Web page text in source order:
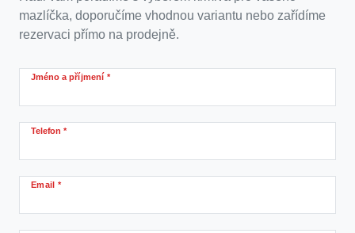
mazlíčka, doporučíme vhodnou variantu nebo zařídíme
rezervaci přímo na prodejně.
Jméno a příjmení *
Telefon *
Email *